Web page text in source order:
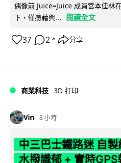
偶像前 Juice=Juice 成員宮本佳林
下，僅憑藉與...
閱讀全文
37 2 ↗ 分享
商業科技 3D 打印
Vin 8 小時
中三巴士鐵路迷 自
水撥識郁 + 實時GPS